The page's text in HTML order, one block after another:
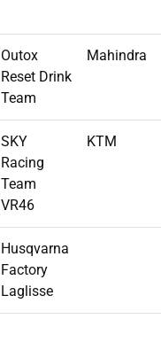
Outox
Reset Drink
Team
Mahindra
SKY
Racing
Team
VR46
KTM
Husqvarna
Factory
Laglisse